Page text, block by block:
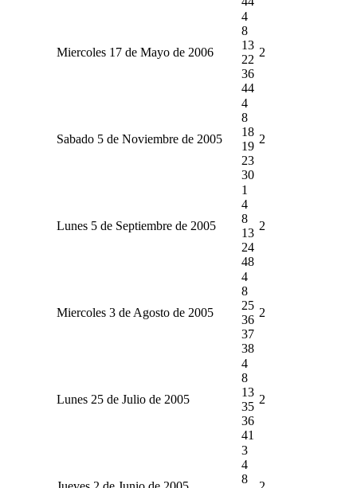
Miercoles 17 de Mayo de 2006
4
8
13
22
36
44
2
Sabado 5 de Noviembre de 2005
4
8
18
19
23
30
2
Lunes 5 de Septiembre de 2005
1
4
8
13
24
48
2
Miercoles 3 de Agosto de 2005
4
8
25
36
37
38
2
Lunes 25 de Julio de 2005
4
8
13
35
36
41
2
3
4
8